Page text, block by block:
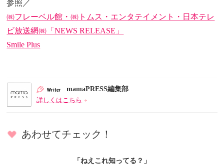
参照／
㈱フレーベル館・㈱トムス・エンタテイメント・日本テレ
ビ放送網㈱「NEWS RELEASE」
Smile Plus
mamaPRESS編集部
詳しくはこちら
あわせてチェック！
「ねえこれ知ってる？」